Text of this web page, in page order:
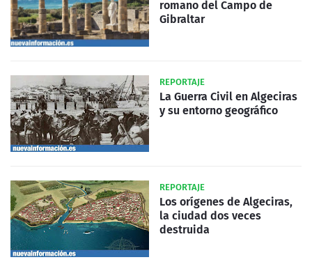
romano del Campo de
Gibraltar
REPORTAJE
La Guerra Civil en Algeciras
y su entorno geográfico
REPORTAJE
Los orígenes de Algeciras,
la ciudad dos veces
destruida